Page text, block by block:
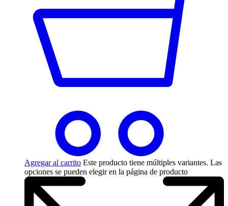
Agregar al carrito Este producto tiene múltiples variantes. Las
opciones se pueden elegir en la página de producto